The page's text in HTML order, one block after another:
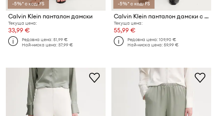
-5%* с код: FS
Calvin Klein панталон дамски
Текуща цена:
33,99 €
Редовна цена:51,99 €
Най-ниска цена:37,99 €
-5%* с код: FS
Calvin Klein панталон дамски с вискоза
Текуща цена:
55,99 €
Редовна цена:109,90 €
Най-ниска цена:59,99 €